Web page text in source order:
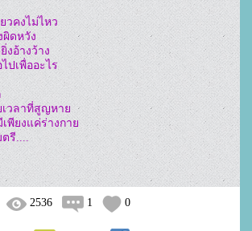
วคงไม่ไหว
ดหวัง
งอ้างว้าง
ปเพื่ออะไร
วลาที่สูญหาย
พียงแค่ร่างกาย
2536 1 0